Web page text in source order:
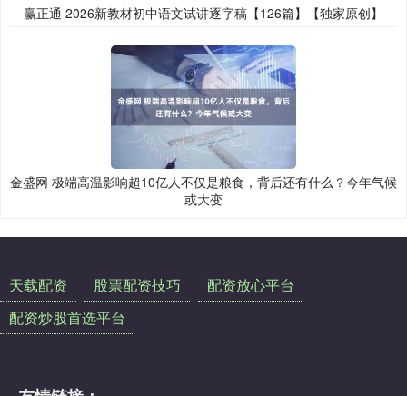
赢正通 2026新教材初中语文试讲逐字稿【126篇】【独家原创】
金盛网 极端高温影响超10亿人不仅是粮食，背后还有什么？今年气候
或大变
天载配资 股票配资技巧
配资放心平台
配资炒股首选平台